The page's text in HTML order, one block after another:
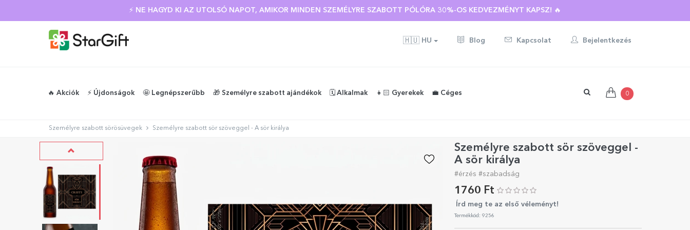
NYÁRI KIÁRUSÍTÁS 🌴 AKÁR 40%-OS KEDVEZMÉNY TÖBB MINT 100 SZEMÉLYRE SZABOTT AJÁNDÉKRA ☀️
🇭🇺 HU Blog Kapcsolat Bejelentkezés
🔥 Akciók ⚡️ Újdonságok 🤩 Legnépszerűbb 🎁 Személyre szabott ajándékok 🗓️ Alkalmak 👧🏻 Gyerekek 💼 Céges 0
Személyre szabott sörösüvegek Személyre szabott sör szöveggel - A sör királya
Személyre szabott sör szöveggel -
A sör királya
#érzés #szabadság
1760 Ft
Írd meg te az első véleményt!
Termékkód: 9256